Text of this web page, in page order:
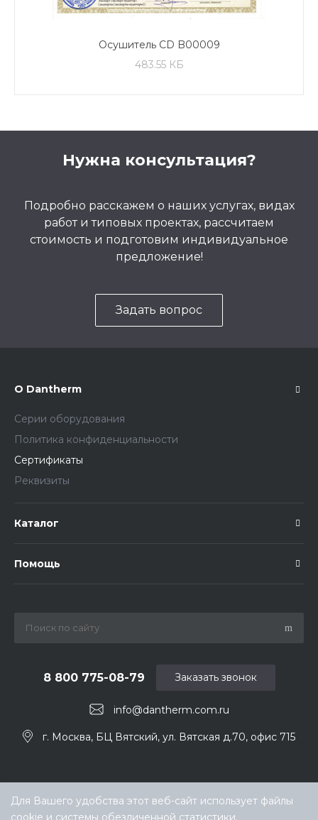
Осушитель CD B00009
483.55 КБ
Нужна консультация?
Подробно расскажем о наших услугах, видах
работ и типовых проектах, рассчитаем
стоимость и подготовим индивидуальное
предложение!
Задать вопрос
О Dantherm
Серии оборудования
Политика конфиденциальности
Сертификаты
Реквизиты
Каталог
Помощь
info@dantherm.com.ru
8 800 775-08-79
г. Москва, БЦ Вятский, ул. Вятская д.70, офис 715
Заказать звонок
Для Вашего удобства этот веб-сайт использует файлы
cookie и системы обезличенной статистики.